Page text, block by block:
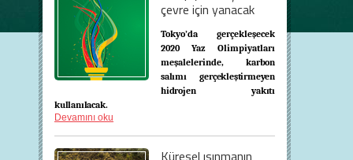
çevre için yanacak
Tokyo’da gerçekleşecek
2020 Yaz Olimpiyatları
meşalelerinde,karbon
salımı gerçekleştirmeyen
hidrojen yakıtı
kullanılacak.
Devamını oku
Küresel ısınmanın